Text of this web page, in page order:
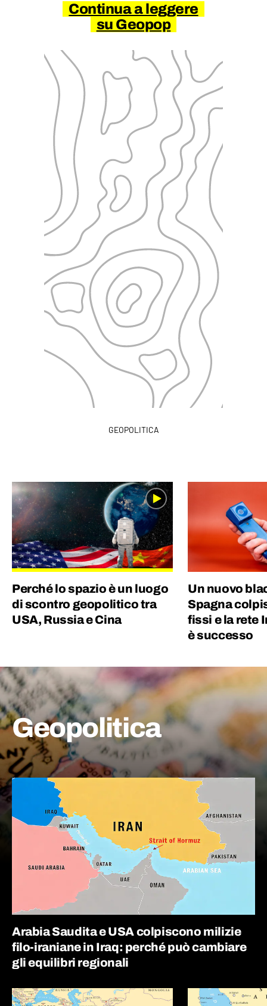
Continua a leggere
su Geopop
GEOPOLITICA
Perché lo spazio è un luogo
di scontro geopolitico tra
USA, Russia e Cina
Un nuovo
Spagna
fissi e la rete
è successo
Geopolitica
Arabia Saudita e USA colpiscono milizie
filo-iraniane in Iraq: perché può cambiare
gli equilibri regionali